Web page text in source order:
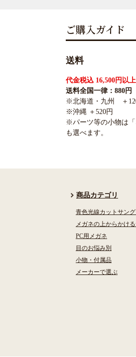
ご購入ガイド
送料
代金税込 16,500円以
送料全国一律：880円
※北海道・九州 ＋
※沖縄 ＋520円
※パーツ等の小物は
も選べます。
商品カテゴリ
青色光線カットサン
メガネの上からかけ
PC用メガネ
目のお悩み別
小物・付属品
メーカーで選ぶ